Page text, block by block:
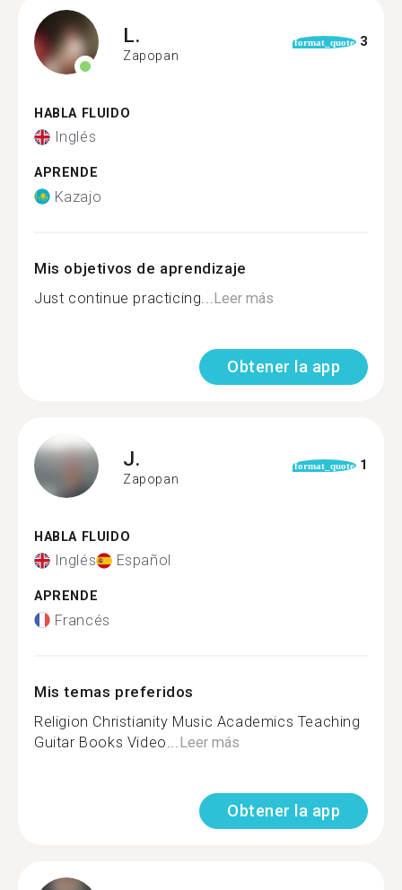
L.
Zapopan
format_quote 3
HABLA FLUIDO
Inglés
APRENDE
Kazajo
Mis objetivos de aprendizaje
Just continue practicing... Leer más
Obtener la app
J.
Zapopan
format_quote 1
HABLA FLUIDO
Inglés Español
APRENDE
Francés
Mis temas preferidos
Religion Christianity Music Academics Teaching
Guitar Books Video... Leer más
Obtener la app